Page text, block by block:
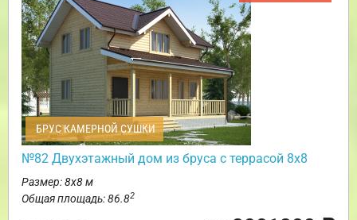
БРУС КАМЕРНОЙ СУШКИ
№82 Двухэтажный дом из бруса с террасой 8х8
Размер: 8х8 м
Общая площадь: 86.82